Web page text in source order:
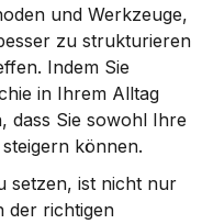
und Werkzeuge,
zu strukturieren
Indem Sie
in Ihrem Alltag
dass Sie sowohl Ihre
können.
setzen, ist nicht nur
der richtigen